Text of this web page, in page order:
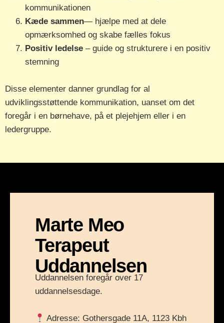
kommunikationen
Kæde sammen— hjælpe med at dele
opmærksomhed og skabe fælles fokus
Positiv ledelse – guide og strukturere i en positiv
stemning
Disse elementer danner grundlag for al
udviklingsstøttende kommunikation, uanset om det
foregår i en børnehave, på et plejehjem eller i en
ledergruppe.
Marte Meo
Terapeut
Uddannelsen
Uddannelsen foregår over 17
uddannelsesdage.
Adresse: Gothersgade 11A, 1123 Kbh